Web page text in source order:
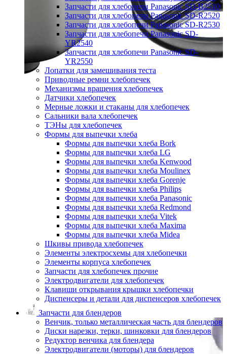
Запчасти для хлебопечи Panasonic SD-B2510
Запчасти для хлебопечи Panasonic SD-R2520
Запчасти для хлебопечи Panasonic SD-R2530
Запчасти для хлебопечи Panasonic SD-
YR2540
Запчасти для хлебопечи Panasonic SD-
YR2550
Лопатки для замешивания теста
Приводные ремни хлебопечек
Механизмы вращения хлебопечек
Датчики хлебопечек
Мерные ложки и стаканы для хлебопечек
Сальники вала хлебопечек
ТЭНы для хлебопечек
Формы для выпечки хлеба
Формы для выпечки хлеба Bork
Формы для выпечки хлеба LG
Формы для выпечки хлеба Kenwood
Формы для выпечки хлеба Moulinex
Формы для выпечки хлеба Gorenje
Формы для выпечки хлеба Philips
Формы для выпечки хлеба Panasonic
Формы для выпечки хлеба Redmond
Формы для выпечки хлеба Vitek
Формы для выпечки хлеба Maxima
Формы для выпечки хлеба Midea
Шкивы привода хлебопечек
Элементы электросхемы для хлебопечки
Элементы корпуса хлебопечек
Запчасти для хлебопечек прочие
Электродвигатели для хлебопечек
Клавиши открывания крышки хлебопечки
Диспенсеры и детали для диспенсеров хлебопечек
Запчасти для блендеров
Венчик, только металлическая часть для блендеров
Диски нарезки, терки, шинковки для блендеров
Редуктор венчика для блендера
Электродвигатели (моторы) для блендеров